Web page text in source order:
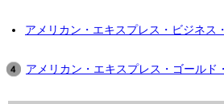
アメリカン・エキスプレス・ビジネス
アメリカン・エキスプレス・ゴールド